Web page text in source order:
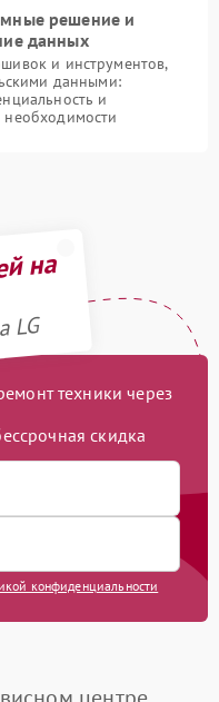
решение и
данных
и инструментов,
данными:
и
на
LG
техники через
скидка
конфиденциальности